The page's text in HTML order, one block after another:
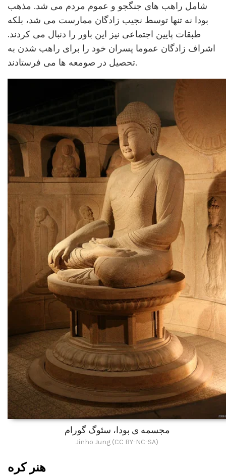
شامل راهب های جنگجو و عموم مردم می شد. مذهب
بودا نه تنها توسط نجیب زادگان ممارست می شد، بلکه
طبقات پایین اجتماعی نیز این باور را دنبال می کردند.
اشراف زادگان عموما پسران خود را برای راهب شدن به
تحصیل در صومعه ها می فرستادند.
مجسمه ی بودا، سئوگ گورام
Jinho Jung (CC BY-NC-SA)
هنر کره